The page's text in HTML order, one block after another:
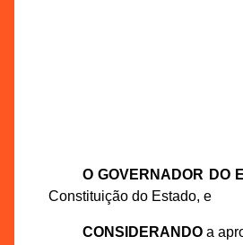
O GOVERNADOR DO
Constituição do Estado, e
CONSIDERANDOa